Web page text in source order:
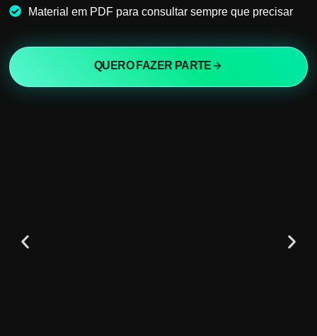
Material em PDF para consultar sempre que precisar
QUERO FAZER PARTE